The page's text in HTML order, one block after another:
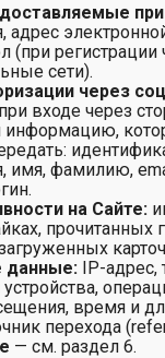
при
адрес
(при регистрации
сети).
через
при входе через
информацию,
имя, фамилию,
на Сайте:
прочитанных
данные: IP-адрес,
устройства,
время и
перехода
— см. раздел 6.